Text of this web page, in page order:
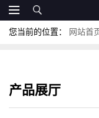
您当前的位置： 网站首
产品展厅